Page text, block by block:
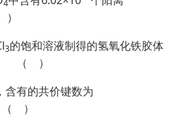
4
3的饱和溶液制得的氢氧化铁胶体
（ ）
含有的共价键数为